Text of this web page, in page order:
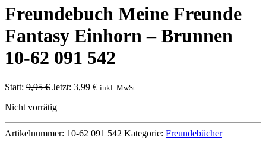
Freundebuch Meine Freunde
Fantasy Einhorn – Brunnen
10-62 091 542
Statt: 9,95€ Ursprünglicher
war:
Jetzt: 3,99 €Aktueller
inkl. MwSt
Nicht vorrätig
Artikelnummer: 10-62 091 542 Kategorie: Freundebücher